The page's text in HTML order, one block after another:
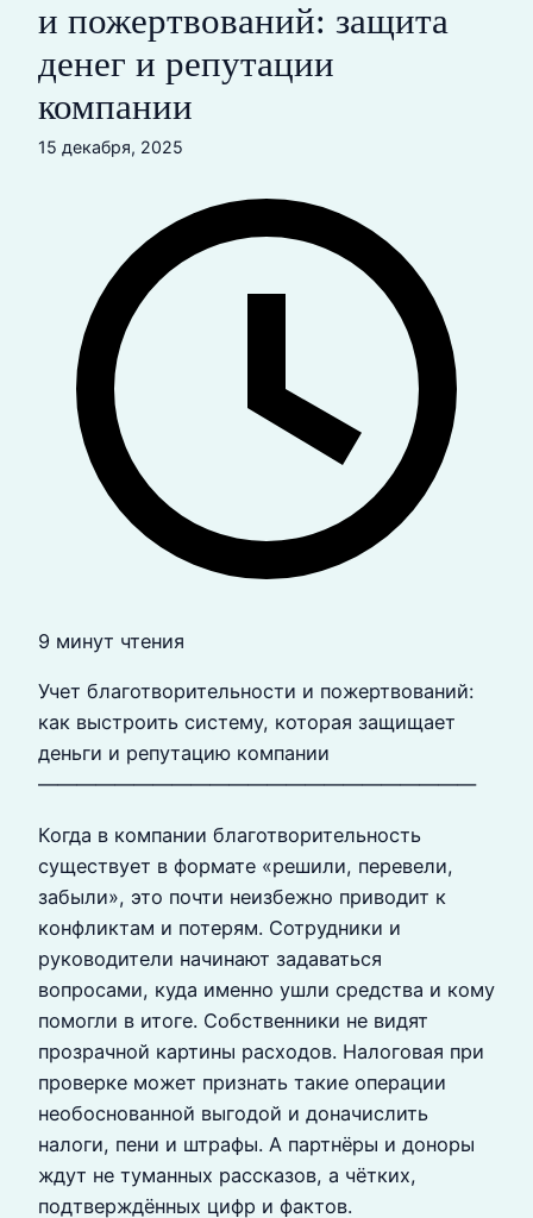
и пожертвований: защита
денег и репутации
компании
15 декабря, 2025
9 минут чтения
Учет благотворительности и пожертвований:
как выстроить систему, которая защищает
деньги и репутацию компании
———————————————————————
Когда в компании благотворительность
существует в формате «решили, перевели,
забыли», это почти неизбежно приводит к
конфликтам и потерям. Сотрудники и
руководители начинают задаваться
вопросами, куда именно ушли средства и кому
помогли в итоге. Собственники не видят
прозрачной картины расходов. Налоговая при
проверке может признать такие операции
необоснованной выгодой и доначислить
налоги, пени и штрафы. А партнёры и доноры
ждут не туманных рассказов, а чётких,
подтверждённых цифр и фактов.